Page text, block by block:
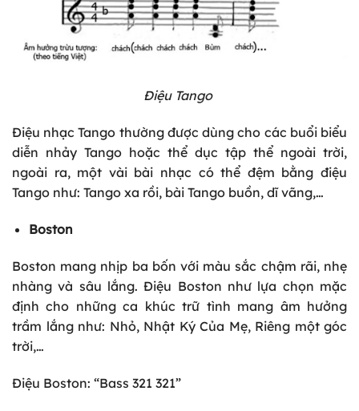
Điệu Tango
Điệu nhạc Tango thường được dùng cho các buổi biểu
diễn nhảy Tango hoặc thể dục tập thể ngoài trời,
ngoài ra, một vài bài nhạc có thể đệm bằng điệu
Tango như: Tango xa rồi, bài Tango buồn, dĩ vãng,…
Boston
Boston mang nhịp ba bốn với màu sắc chậm rãi, nhẹ
nhàng và sâu lắng. Điệu Boston như lựa chọn mặc
định cho những ca khúc trữ tình mang âm hưởng
trầm lắng như: Nhỏ, Nhật Ký Của Mẹ, Riêng một góc
trời,…
Điệu Boston: “Bass 321 321”